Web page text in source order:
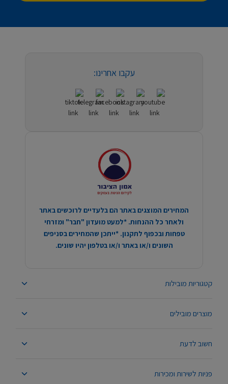
קטגוריות מובילות
מוצרים מובילים
חשוב לדעת
פניות לשירות ומכירות
עקבו אחרינו:
המחירים המוצגים באתר הם בלעדיים לרוכשים באתר
ולאחר כל ההנחות. *למעט מועדון "חבר" ומזרחי
טפחות ובכפוף לתקנון. *ייתכן שהמחירים בסניפים
השונים ו/או באתר ו/או בטלפון יהיו שונים.